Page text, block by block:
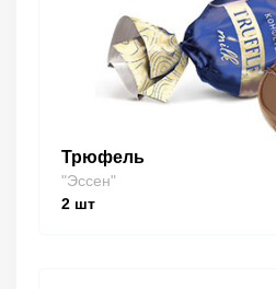
Трюфель
"Эссен"
2 шт